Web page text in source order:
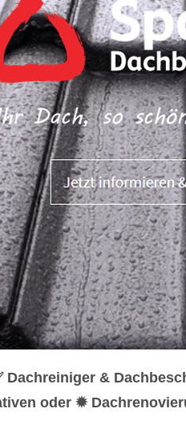
Dachreiniger &
oder ✹